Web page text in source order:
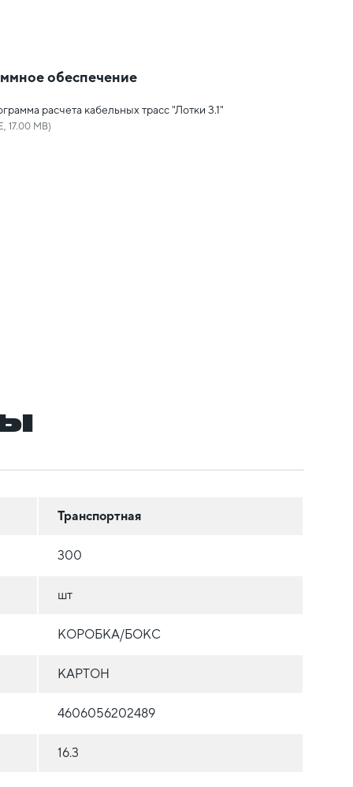
обеспечение
расчета кабельных трасс "Лотки 3.1"
17.00 MB)
Транспортная
300
шт
КОРОБКА/БОКС
КАРТОН
4606056202489
16.3